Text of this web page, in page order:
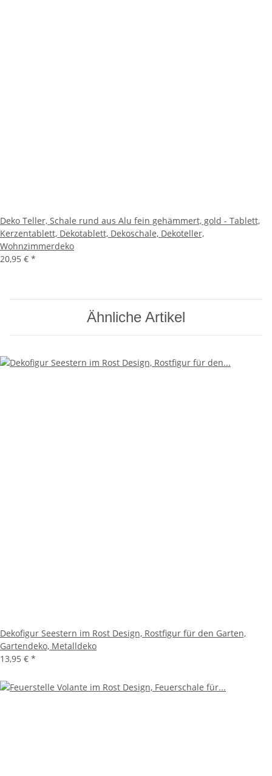
Deko Teller, Schale rund aus Alu fein gehämmert, gold - Tablett,
Kerzentablett, Dekotablett, Dekoschale, Dekoteller,
Wohnzimmerdeko
20,95 € *
Ähnliche Artikel
Dekofigur Seestern im Rost Design, Rostfigur für den Garten,
Gartendeko, Metalldeko
13,95 € *